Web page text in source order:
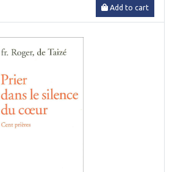
Add to cart